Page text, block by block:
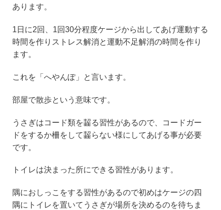
あります。
1日に2回、1回30分程度ケージから出してあげ運動する
時間を作りストレス解消と運動不足解消の時間を作り
ます。
これを「へやんぽ」と言います。
部屋で散歩という意味です。
うさぎはコード類を齧る習性があるので、コードガー
ドをするか柵をして齧らない様にしてあげる事が必要
です。
トイレは決まった所にできる習性があります。
隅におしっこをする習性があるので初めはケージの四
隅にトイレを置いてうさぎが場所を決めるのを待ちま